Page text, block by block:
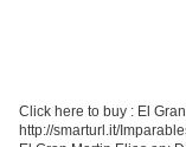
Click here to buy : El
http://smarturl.it/